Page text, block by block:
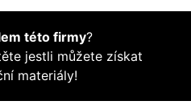
této firmy?
jestli můžete získat
materiály!